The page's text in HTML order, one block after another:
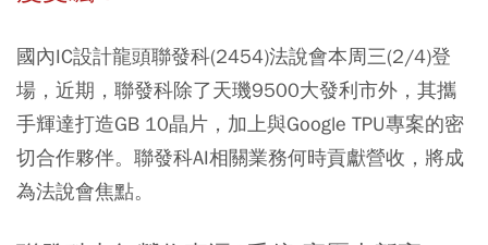
國內IC設計龍頭聯發科(2454)法說會本周三(2/4)登
場，近期，聯發科除了天璣9500大發利市外，其攜
手輝達打造GB 10晶片，加上與Google TPU專案的密
切合作夥伴。聯發科AI相關業務何時貢獻營收，將成
為法說會焦點。